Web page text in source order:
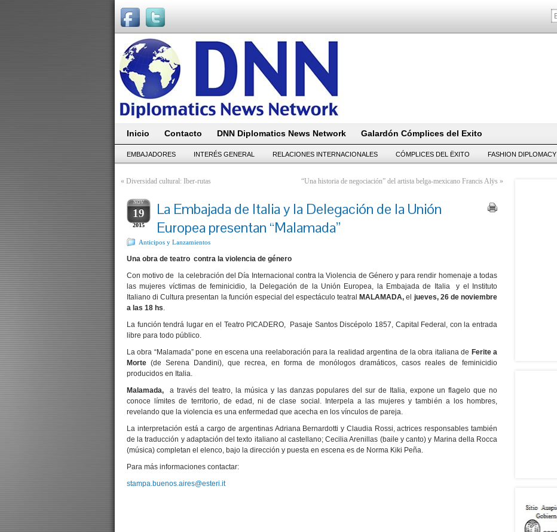
Inicio Contacto DNN Diplomatics News Network Galardón Cómplices del Exito
EMBAJADORES INTERÉS GENERAL RELACIONES INTERNACIONALES CÓMPLICES DEL ËXITO FASHION DIPLOMACY
« Diversidad cultural: Iber-rutas “Una historia de negociación” del artista belga-mexicano Francis Alÿs »
NOV
19
2015
La Embajada de Italia y la Delegación de la Unión
Europea presentan “Malamada”
Anticipos y Lanzamientos
Una obra de teatro contra la violencia de género
Con motivo de la celebración del Día Internacional contra la Violencia de Género y para rendir homenaje a todas
las mujeres víctimas de feminicidio, la Delegación de la Unión Europea, la Embajada de Italia y el Instituto
Italiano di Cultura presentan la función especial del espectáculo teatral MALAMADA, el jueves, 26 de noviembre
a las 18 hs.
La función tendrá lugar en el Teatro PICADERO, Pasaje Santos Discépolo 1857, Capital Federal, con la entrada
libre para todo público.
La obra “Malamada” pone en escena una reelaboración para la realidad argentina de la obra italiana de Ferite a
Morte (de Serena Dandini), que recrea, en forma de monólogos dramáticos, casos reales de feminicidio
producidos en Italia.
Malamada,
a través del teatro, la música y las danzas populares del sur de Italia, expone un flagelo que no
conoce límites de territorio, de edad, ni de clase social. Interpela a las mujeres y también a los hombres,
revelando que la violencia es una enfermedad que acecha en los vínculos de pareja.
La interpretación está a cargo de argentinas Adriana Bernardotti y Claudia Rossi, actrices responsables también
de la traducción y adaptación del texto italiano al castellano; Cecilia Arenillas (baile y canto) y Marina della Rocca
(música) completan el elenco, bajo la dirección y puesta en escena es de Norma Kiki Peña.
Para más informaciones contactar:
stampa.buenos.aires@esteri.it